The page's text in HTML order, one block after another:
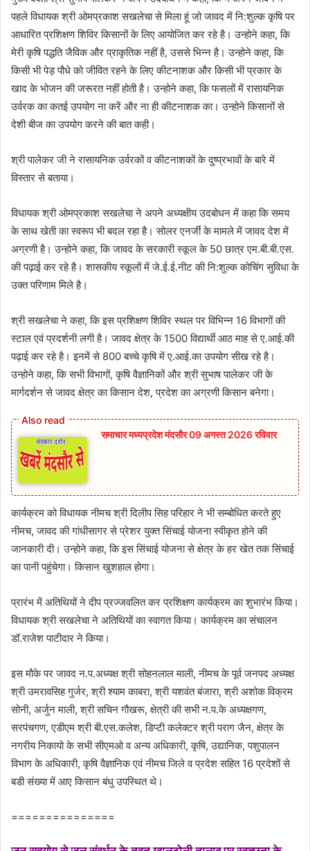
पहले विधायक श्री ओमप्रकाश सखलेचा से मिला हूं जो जावद में नि:शुल्‍क कृषि पर
आधारित प्रशिक्षण शिविर किसानों के लिए आयोजित कर रहे है। उन्‍होने कहा, कि
मेरी कृषि पद्धति जैविक और प्राकृतिक नहीं है, उससे भिन्‍न है। उन्‍होने कहा, कि
किसी भी पेड़ पौधे को जीवित रहने के लिए कीटनाशक और किसी भी प्रकार के
खाद के भोजन की जरूरत नहीं होती है। उन्‍होने कहा, कि फसलों में रासायनिक
उर्वरक का कतई उपयोग ना करें और ना ही कीटनाशक का। उन्‍होने किसानों से
देशी बीज का उपयोग करने की बात कही।
श्री पालेकर जी ने रासायनिक उर्वरकों व कीटनाशकों के दुष्‍प्रभावों के बारे में
विस्‍तार से बताया।
विधायक श्री ओमप्रकाश सखलेचा ने अपने अध्‍यक्षीय उदबोधन में कहा कि समय
के साथ खेती का स्‍वरूप भी बदल रहा है। सोलर एनर्जी के मामले में जावद देश में
अग्रणी है। उन्‍होने कहा, कि जावद के सरकारी स्‍कूल के 50 छात्र एम.बी.बी.एस.
की पढ़ाई कर रहे है। शासकीय स्‍कूलों में जे.ई.ई.नीट की नि:शुल्‍क कोचिंग सुविधा के
उक्‍त परिणाम मिले है।
श्री सखलेचा ने कहा, कि इस प्रशिक्षण शिविर स्‍थल पर विभिन्‍न 16 विभागों की
स्‍टाल एवं प्रदर्शनी लगी है। जावद क्षेत्र के 1500 विद्यार्थी आठ माह से ए.आई.की
पढ़ाई कर रहे है। इनमें से 800 बच्‍चे कृषि में ए.आई.का उपयोग सीख रहे है।
उन्‍होने कहा, कि सभी विभागों, कृषि वैज्ञानिकों और श्री सुभाष पालेकर जी के
मार्गदर्शन से जावद क्षेत्र का किसान देश, प्रदेश का अग्रणी किसान बनेगा।
समाचार मध्यप्रदेश मंदसौर 09 अगस्त 2026 रविवार
कार्यक्रम को विधायक नीमच श्री दिलीप सिह परिहार ने भी सम्‍बोधित करते हुए
नीमच, जावद की गांधीसागर से प्रेशर युक्‍त सिंचाई योजना स्‍वीकृत होने की
जानकारी दी। उन्‍होने कहा, कि इस सिंचाई योजना से क्षेत्र के हर खेत तक सिंचाई
का पानी पहुंचेगा। किसान खुशहाल होगा।
प्रारंभ में अतिथियों ने दीप प्रज्‍जवलित कर प्रशिक्षण कार्यक्रम का शुभारंभ किया।
विधायक श्री सखलेचा ने अतिथियों का स्‍वागत किया। कार्यक्रम का संचालन
डॉ.राजेश पाटीदार ने किया।
इस मौके पर जावद न.प.अध्‍यक्ष श्री सोहनलाल माली, नीमच के पूर्व जनपद अध्‍यक्ष
श्री उमरावसिह गुर्जर, श्री श्‍याम काबरा, श्री यशवंत बंजारा, श्री अशोक विक्रम
सोनी, अर्जुन माली, श्री सचिन गौखरू, क्षेत्री की सभी न.प.के अध्‍यक्षगण,
सरपंचगण, एडीएम श्री बी.एस.कलेश, डिप्‍टी कलेक्‍टर श्री पराग जैन, क्षेत्र के
नगरीय निकायो के सभी सीएमओ व अन्‍य अधिकारी, कृषि, उद्यानिक, पशुपालन
विभाग के अधिकारी, कृषि वैज्ञानिक एवं नीमच जिले व प्रदेश सहित 16 प्रदेशों से
बडी संख्‍या में आए किसान बंधु उपस्थित थे।
===============